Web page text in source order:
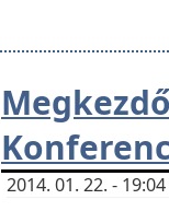
2014. 01. 22. -